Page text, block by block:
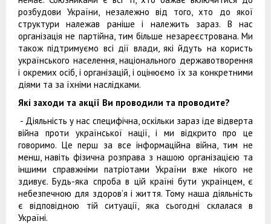
розбудови України, незалежно від того, хто до якої
структури належав раніше і належить зараз. В нас
організація не партійна, тим більше незареєстрована. Ми
також підтримуємо всі дії влади, які йдуть на користь
українського населення, національного державотворення
і окремих осіб, і організацій, і оцінюємо їх за конкретними
діями та за їхніми наслідками.
Які заходи та акції Ви проводили та проводите?
- Діяльність у нас специфічна, оскільки зараз іде відверта
війна проти української нації, і ми відкрито про це
говоримо. Це перш за все інформаційна війна, тим не
менш, навіть фізична розправа з нашою організацією та
іншими справжніми патріотами України вже нікого не
здивує. Будь-яка спроба в цій країні бути українцем, є
небезпечною для здоров’я і життя. Тому наша діяльність
є відповідною тій ситуації, яка сьогодні склалася в
Україні.